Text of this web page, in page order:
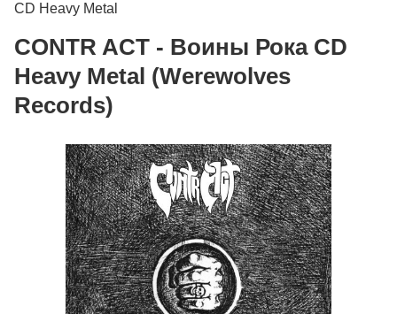
CD Heavy Metal
CONTR ACT - Воины Рока CD
Heavy Metal (Werewolves
Records)